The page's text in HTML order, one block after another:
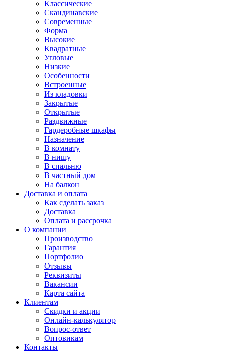
Классические
Скандинавские
Современные
Форма
Высокие
Квадратные
Угловые
Низкие
Особенности
Встроенные
Из кладовки
Закрытые
Открытые
Раздвижные
Гардеробные шкафы
Назначение
В комнату
В нишу
В спальню
В частный дом
На балкон
Доставка и оплата
Как сделать заказ
Доставка
Оплата и рассрочка
О компании
Производство
Гарантия
Портфолио
Отзывы
Реквизиты
Вакансии
Карта сайта
Клиентам
Скидки и акции
Онлайн-калькулятор
Вопрос-ответ
Оптовикам
Контакты